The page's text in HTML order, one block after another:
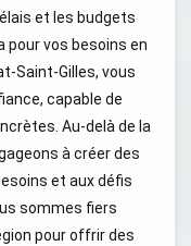
et les budgets
pour vos besoins en
Saint-Gilles, vous
capable de
Au-delà de la
à créer des
et aux défis
sommes fiers
pour offrir des